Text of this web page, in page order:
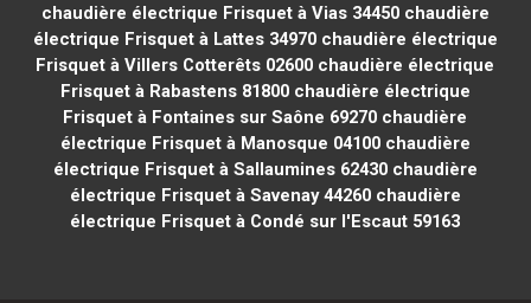
chaudière électrique Frisquet à Vias 34450chaudière
électrique Frisquet à Lattes 34970chaudière électrique
Frisquet à Villers Cotterêts 02600 chaudière électrique
Frisquet à Rabastens 81800chaudière électrique
Frisquet à Fontaines sur Saône 69270 chaudière
électrique Frisquet à Manosque 04100chaudière
électrique Frisquet à Sallaumines 62430chaudière
électrique Frisquet à Savenay 44260chaudière
électrique Frisquet à Condé sur l'Escaut 59163